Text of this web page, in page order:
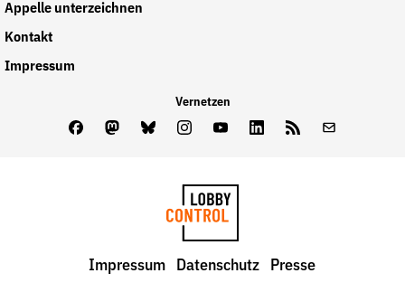
Appelle unterzeichnen
Kontakt
Impressum
Vernetzen
FacebookMastodon
BlueskyInstagram
YoutubeLinkedInFeed
LobbyControl
Impressum Datenschutz Presse